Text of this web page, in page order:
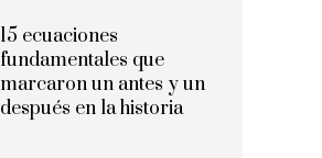
15 ecuaciones
fundamentales que
marcaron un antes y un
después en la historia